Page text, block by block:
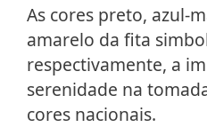
As cores preto, azul-
amarelo da fita
respectivamente, a
serenidade na
cores nacionais.